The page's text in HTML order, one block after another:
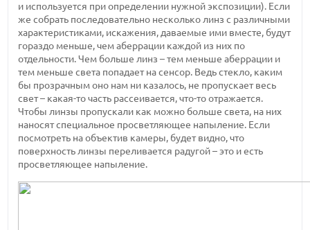
и используется при определении нужной экспозиции). Если
же собрать последовательно несколько линз с различными
характеристиками, искажения, даваемые ими вместе, будут
гораздо меньше, чем аберрации каждой из них по
отдельности. Чем больше линз – тем меньше аберрации и
тем меньше света попадает на сенсор. Ведь стекло, каким
бы прозрачным оно нам ни казалось, не пропускает весь
свет – какая-то часть рассеивается, что-то отражается.
Чтобы линзы пропускали как можно больше света, на них
наносят специальное просветляющее напыление. Если
посмотреть на объектив камеры, будет видно, что
поверхность линзы переливается радугой – это и есть
просветляющее напыление.